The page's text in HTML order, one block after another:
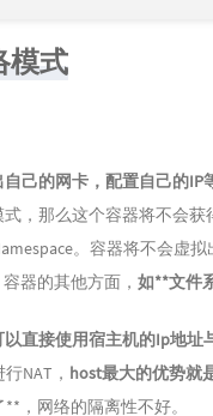
模式
己的网卡，配置自己的IP
，那么这个容器将不会获
。容器将不会虚
器的其他方面， 如**文件
直接使用宿主机的Ip地址
NAT， host最大的优势就
，网络的隔离性不好。